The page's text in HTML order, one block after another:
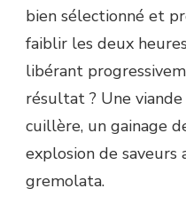
bien sélectionné et
faiblir les deux
libérant
résultat ? Une
cuillère, un gainage
explosion de
gremolata.